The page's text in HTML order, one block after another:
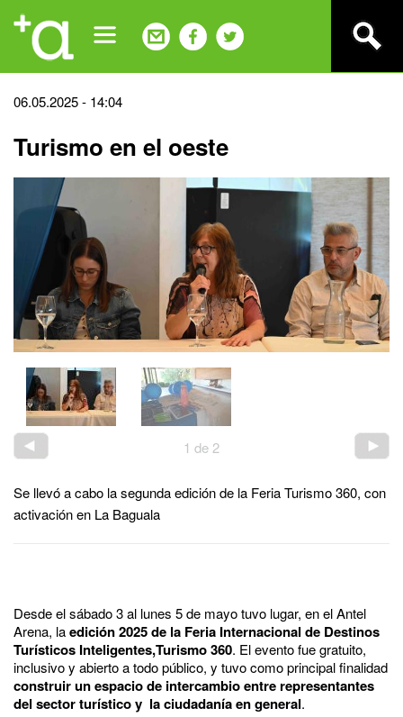
Jump
navigation
Back
top
06.05.2025 - 14:04
Turismo en el oeste
1 de 2
Se llevó a cabo la segunda edición de la Feria Turismo 360, con
activación en La Baguala
Desde el sábado 3 al lunes 5 de mayo tuvo lugar, en el Antel
Arena, laedición 2025 de la Feria Internacional de Destinos
Turísticos Inteligentes,Turismo 360. El evento fue gratuito,
inclusivo y abierto a todo público, y tuvo como principal finalidad
construir un espacio de intercambio entre representantes
del sector turístico y la ciudadanía en general.